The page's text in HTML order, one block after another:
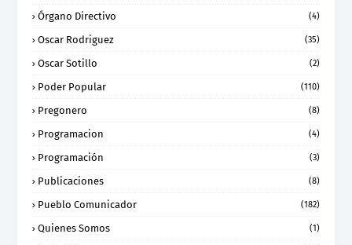
Órgano Directivo (4)
Oscar Rodriguez (35)
Oscar Sotillo (2)
Poder Popular (110)
Pregonero (8)
Programacion (4)
Programación (3)
Publicaciones (8)
Pueblo Comunicador (182)
Quienes Somos (1)